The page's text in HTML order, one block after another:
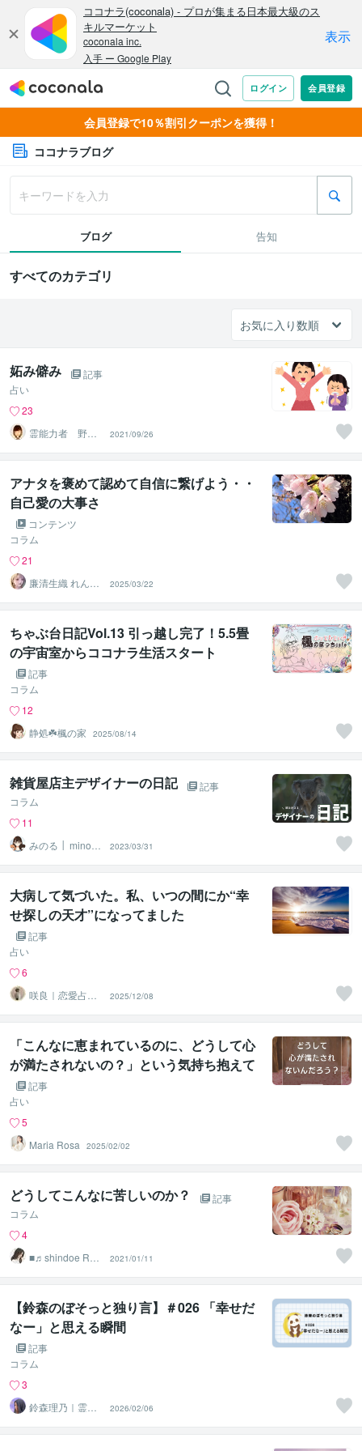
会員登録で10％割引クーポンを獲得！
ココナラブログ
ブログ 告知
すべてのカテゴリ
妬み僻み
記事
占い
23
霊能力者 野神
董子（とうこ）
2021/09/26
アナタを褒めて認めて自信に繋げよう・・
自己愛の大事さ
コンテンツ
コラム
21
廉清生織 れんせ
い さき
2025/03/22
ちゃぶ台日記Vol.13 引っ越し完了！5.5畳
の宇宙室からココナラ生活スタート
記事
コラム
12
静処☘️楓の家
2025/08/14
雑貨屋店主デザイナーの日記
記事
コラム
11
みのる │ minoru
design
2023/03/31
大病して気づいた。私、いつの間にか“幸
せ探しの天才”になってました
記事
占い
6
咲良｜恋愛占い
心導師
2025/12/08
「こんなに恵まれているのに、どうして心
が満たされないの？」という気持ち抱えて
いませんか？
記事
占い
5
Maria Rosa
2025/02/02
どうしてこんなに苦しいのか？
記事
コラム
4
■♬shindoe Roo
m♬■
2021/01/11
【鈴森のぼそっと独り言】＃026 「幸せだ
なー」と思える瞬間
記事
コラム
3
鈴森理乃｜霊感
タロット×心理学
2026/02/06